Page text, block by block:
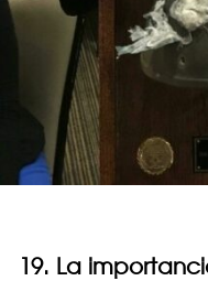
19. La